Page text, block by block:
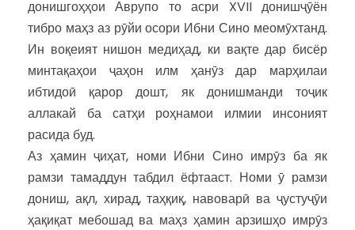
донишгоҳҳои Аврупо то асри XVII донишҷӯён
тибро маҳз аз рӯйи осори Ибни Сино меомӯхтанд.
Ин воқеият нишон медиҳад, ки вақте дар бисёр
минтақаҳои ҷаҳон илм ҳанӯз дар марҳилаи
ибтидоӣ қарор дошт, як донишманди тоҷик
аллакай ба сатҳи роҳнамои илмии инсоният
расида буд.
Аз ҳамин ҷиҳат, номи Ибни Сино имрӯз ба як
рамзи тамаддун табдил ёфтааст. Номи ӯ рамзи
дониш, ақл, хирад, таҳқиқ, навоварӣ ва ҷустуҷӯи
ҳақиқат мебошад ва маҳз ҳамин арзишҳо имрӯз